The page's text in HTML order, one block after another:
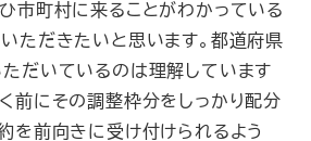
市町村に来ることがわかっている
ただきたいと思います。都道府県
だいているのは理解しています
前にその調整枠分をしっかり配分
を前向きに受け付けられるよう